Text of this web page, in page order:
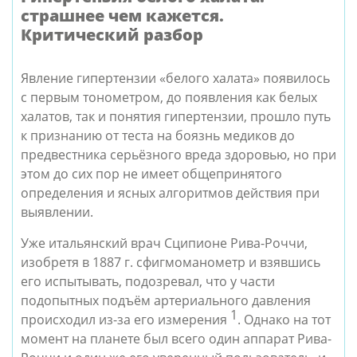
страшнее чем кажется.
Критический разбор
Явление гипертензии «белого халата» появилось
с первым тонометром, до появления как белых
халатов, так и понятия гипертензии, прошло путь
к признанию от теста на боязнь медиков до
предвестника серьёзного вреда здоровью, но при
этом до сих пор не имеет общепринятого
определения и ясных алгоритмов действия при
выявлении.
Уже итальянский врач Сципионе Рива-Роччи,
изобретя в 1887 г. сфигмоманометр и взявшись
его испытывать, подозревал, что у части
подопытных подъём артериального давления
происходил из-за его измерения 1. Однако на тот
момент на планете был всего один аппарат Рива-